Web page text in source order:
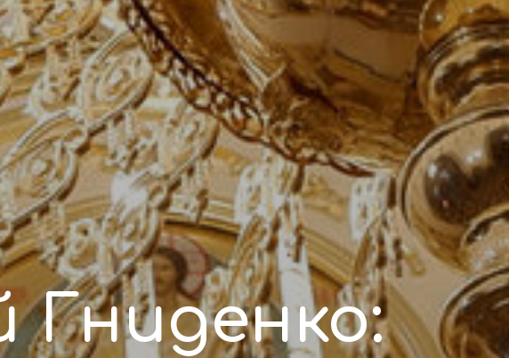
Гниденко: